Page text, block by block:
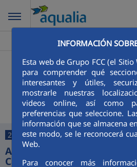
INFORMACIÓN
Esta web de Grupo FCC (el
para comprender qué
interesantes y útiles,
mostrarle nuestras
videos online, así como
preferencias que seleccione.
información que se almacena
este modo, se le reconocerá
Web.
Para conocer más
>Barbate
Últimas
27/07/2026
Aqualia desarrollará la
Cajamarca y alcanza una